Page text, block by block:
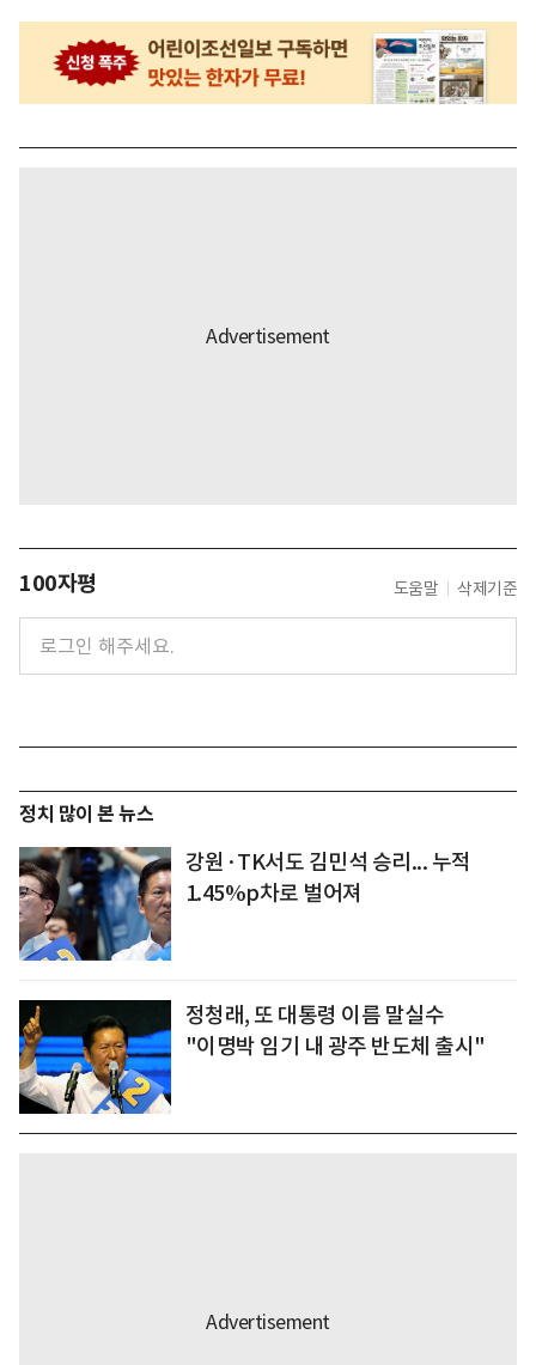
100자평 도움말 삭제기준
정치 많이 본 뉴스
강원·TK서도 김민석 승리... 누적
1.45%p차로 벌어져
정청래, 또 대통령 이름 말실수
"이명박 임기 내 광주 반도체 출시"